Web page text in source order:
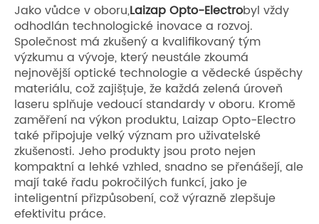
Jako vůdce v oboru,Laizap Opto-Electrobyl vždy
odhodlán technologické inovace a rozvoj.
Společnost má zkušený a kvalifikovaný tým
výzkumu a vývoje, který neustále zkoumá
nejnovější optické technologie a vědecké úspěchy
materiálu, což zajišťuje, že každá zelená úroveň
laseru splňuje vedoucí standardy v oboru. Kromě
zaměření na výkon produktu, Laizap Opto-Electro
také připojuje velký význam pro uživatelské
zkušenosti. Jeho produkty jsou proto nejen
kompaktní a lehké vzhled, snadno se přenášejí, ale
mají také řadu pokročilých funkcí, jako je
inteligentní přizpůsobení, což výrazně zlepšuje
efektivitu práce.